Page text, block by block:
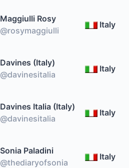
Maggiulli Rosy
@rosymaggiulli
Italy
Davines (Italy)
@davinesitalia
Italy
Davines Italia (Italy)
@davinesitalia
Italy
Sonia Paladini
@thediaryofsonia
Italy